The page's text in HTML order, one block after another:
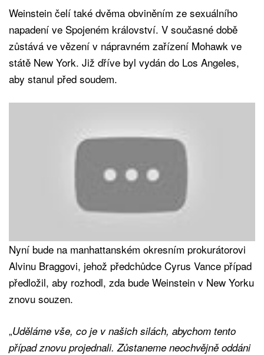
Weinstein čelí také dvěma obviněním ze sexuálního
napadení ve Spojeném království. V současné době
zůstává ve vězení v nápravném zařízení Mohawk ve
státě New York. Již dříve byl vydán do Los Angeles,
aby stanul před soudem.
Nyní bude na manhattanském okresním prokurátorovi
Alvinu Braggovi, jehož předchůdce Cyrus Vance případ
předložil, aby rozhodl, zda bude Weinstein v New Yorku
znovu souzen.
„Uděláme vše, co je v našich silách, abychom tento
případ znovu projednali. Zůstaneme neochvějně oddáni